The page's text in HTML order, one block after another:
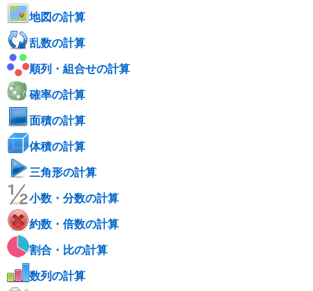
地図の計算
乱数の計算
順列・組合せの計算
確率の計算
面積の計算
体積の計算
三角形の計算
小数・分数の計算
約数・倍数の計算
割合・比の計算
数列の計算